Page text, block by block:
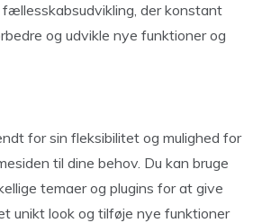
der konstant
og udvikle nye funktioner og
for sin fleksibilitet og mulighed for
til dine behov. Du kan bruge
temaer og plugins for at give
unikt look og tilføje nye funktioner